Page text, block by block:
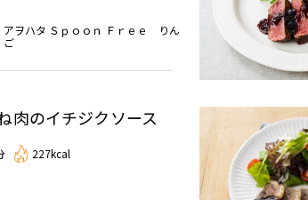
アヲハタ Ｓｐｏｏｎ Ｆｒｅｅ りん
ご
肉のイチジクソース
227kcal